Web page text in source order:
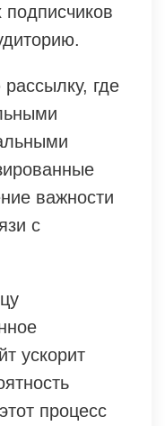
где
важности
с
ускорит
процесс